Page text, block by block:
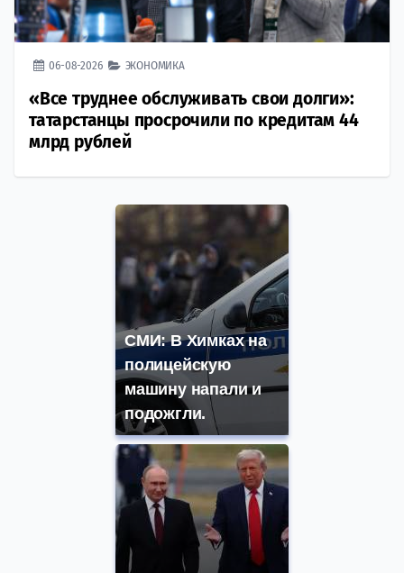
06-08-2026 ЭКОНОМИКА
«Все труднее обслуживать свои долги»:
татарстанцы просрочили по кредитам 44
млрд рублей
СМИ: В Химках на
полицейскую
машину напали и
подожгли.